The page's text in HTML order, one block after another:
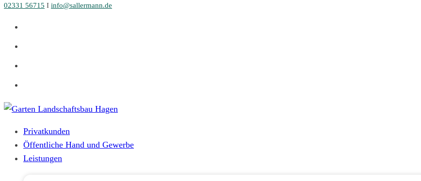
Zum
Inhalt
02331 56715 I info@sallermann.de
Privatkunden
Öffentliche Hand und Gewerbe
Leistungen